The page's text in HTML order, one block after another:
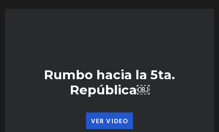
Rumbo hacia la 5ta.
República￼
VER VIDEO